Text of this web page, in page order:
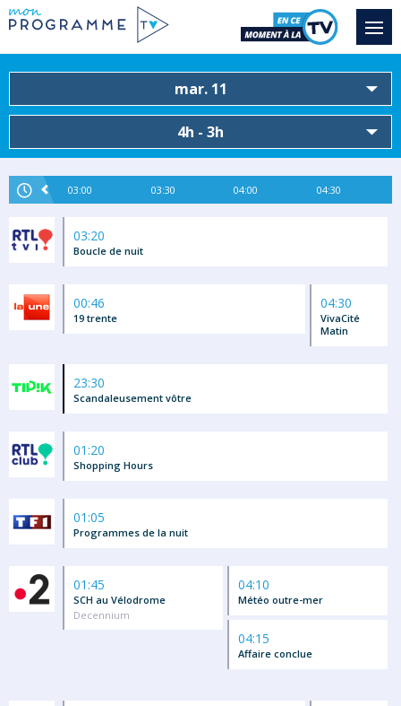
mar. 11
4h - 3h
03:00 03:30 04:00 04:30
03:20
Boucle de nuit
00:46
19 trente
04:30
VivaCité
Matin
23:30
Scandaleusement vôtre
01:20
Shopping Hours
01:05
Programmes de la nuit
01:45
SCH au Vélodrome
Decennium
04:10
Météo outre-mer
04:15
Affaire conclue